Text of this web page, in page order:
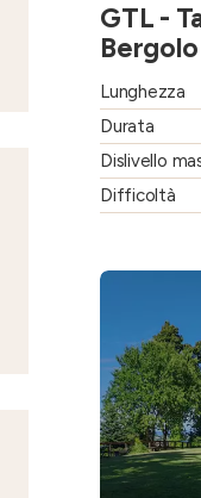
GTL -
Bergolo
Lunghezza
Durata
Dislivello
Difficoltà